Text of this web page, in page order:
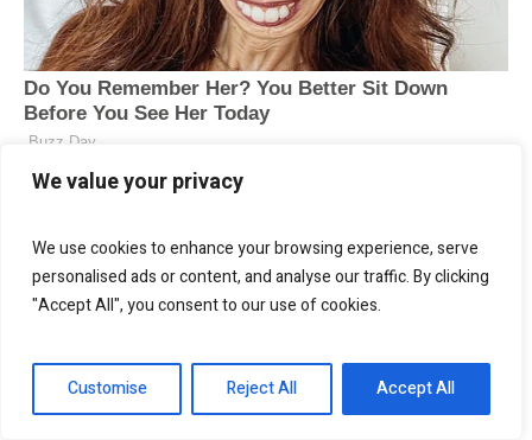
We value your privacy
We use cookies to enhance your browsing experience, serve
personalised ads or content, and analyse our traffic. By clicking
"Accept All", you consent to our use of cookies.
Customise Reject All Accept All